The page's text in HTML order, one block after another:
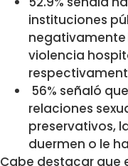
instituciones
negativamente
violencia
56% señaló
relaciones
preservativos,
duermen o le
Cabe destacar que